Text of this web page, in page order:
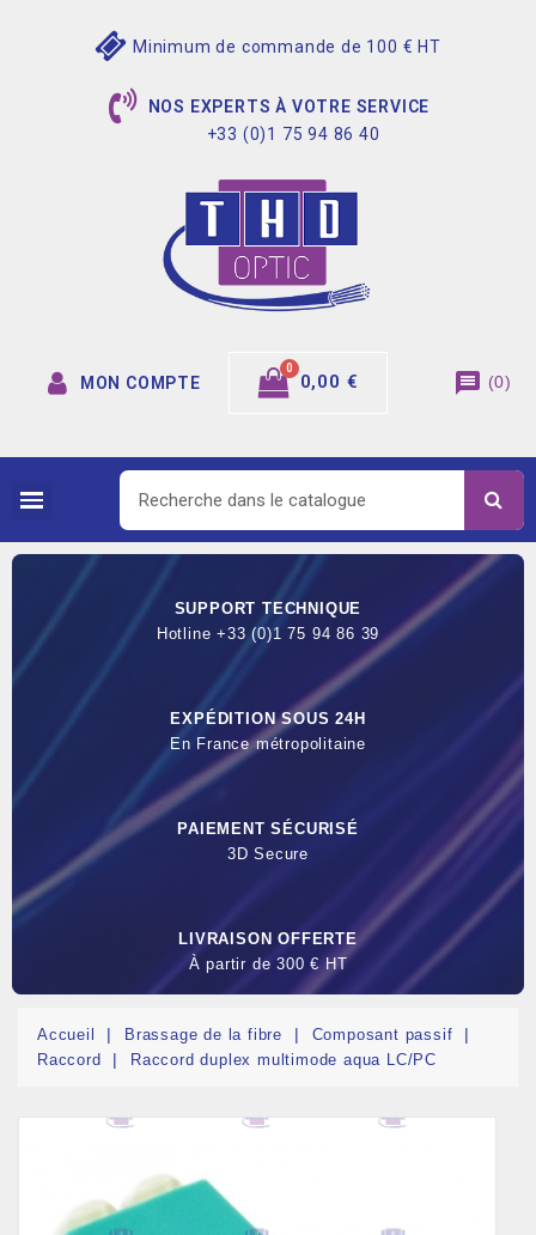
Minimum de commande de 100 € HT
NOS EXPERTS À VOTRE SERVICE
+33 (0)1 75 94 86 40
MON COMPTE 0,00 € message (0)
SUPPORT TECHNIQUE
Hotline +33 (0)1 75 94 86 39
EXPÉDITION SOUS 24H
En France métropolitaine
PAIEMENT SÉCURISÉ
3D Secure
LIVRAISON OFFERTE
À partir de 300 € HT
Accueil Brassage de la fibre
Composant passif
Raccord
Raccord duplex multimode aqua LC/PC